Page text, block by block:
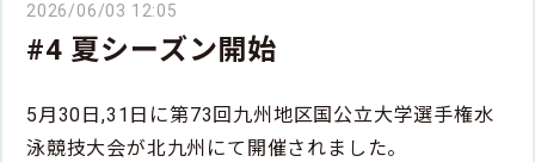
2026/06/03 12:05
#4 夏シーズン開始
5月30日,31日に第73回九州地区国公立大学選手権水
泳競技大会が北九州にて開催されました。